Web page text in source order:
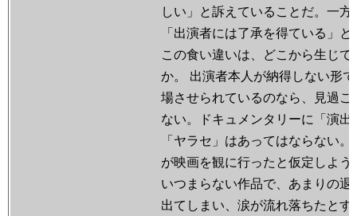
しい」と訴えていることだ。一方
「出演者には了承を得ている」
この食い違いは、どこから生じ
か。 出演者本人が納得しない形
場させられているのなら、見過
ない。ドキュメンタリーに「演
「ヤラセ」はあってはならない
が映画を観に行ったと仮定しよ
いつまらない作品で、あまりの
出てしまい、涙が流れ落ちたと